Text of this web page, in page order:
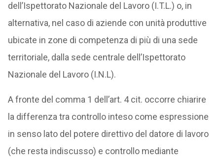
dell’Ispettorato Nazionale del Lavoro (I.T.L.) o, in
alternativa, nel caso di aziende con unità produttive
ubicate in zone di competenza di più di una sede
territoriale, dalla sede centrale dell’Ispettorato
Nazionale del Lavoro (I.N.L).
A fronte del comma 1 dell’art. 4 cit. occorre chiarire
la differenza tra controllo inteso come espressione
in senso lato del potere direttivo del datore di lavoro
(che resta indiscusso) e controllo mediante